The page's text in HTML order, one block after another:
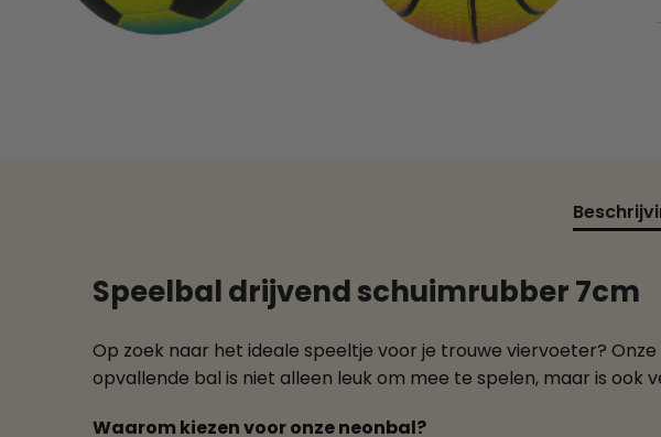
Speelbal drijvend schuimrubber 7cm
Op zoek naar het ideale speeltje voor je trouwe viervoeter?
opvallende bal is niet alleen leuk om mee te spelen, maar is ook
Waarom kiezen voor onze neonbal?